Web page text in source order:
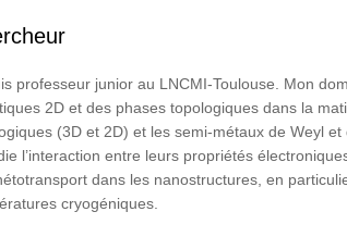
professeur junior au LNCMI-Toulouse. Mon
2D et des phases topologiques dans la
(3D et 2D) et les semi-métaux de Weyl et
l’interaction entre leurs propriétés
dans les nanostructures, en
cryogéniques.